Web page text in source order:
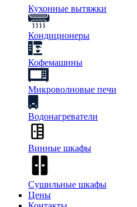
Кухонные вытяжки
Кондиционеры
Кофемашины
Микроволновые печи
Водонагреватели
Винные шкафы
Сушильные шкафы
Цены